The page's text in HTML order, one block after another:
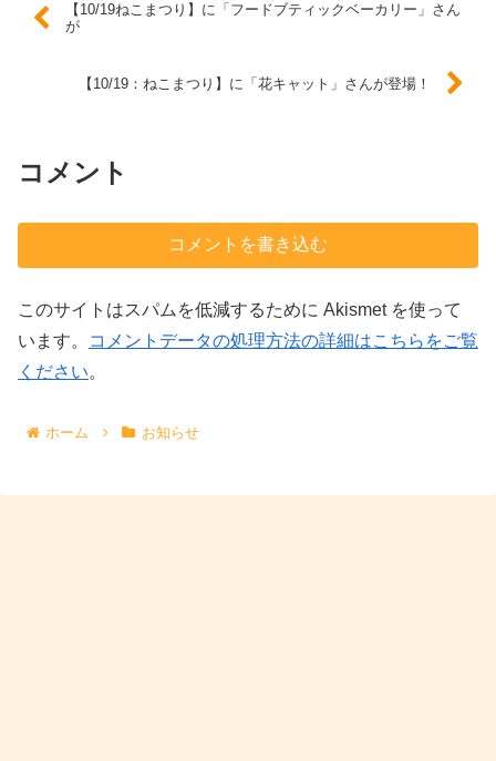
【10/19ねこまつり】に「フードブティックベーカリー」さん
が
【10/19：ねこまつり】に「花キャット」さんが登場！
コメント
コメントを書き込む
このサイトはスパムを低減するために Akismet を使って
います。
コメントデータの処理方法の詳細はこちらをご覧
ください。
ホーム お知らせ